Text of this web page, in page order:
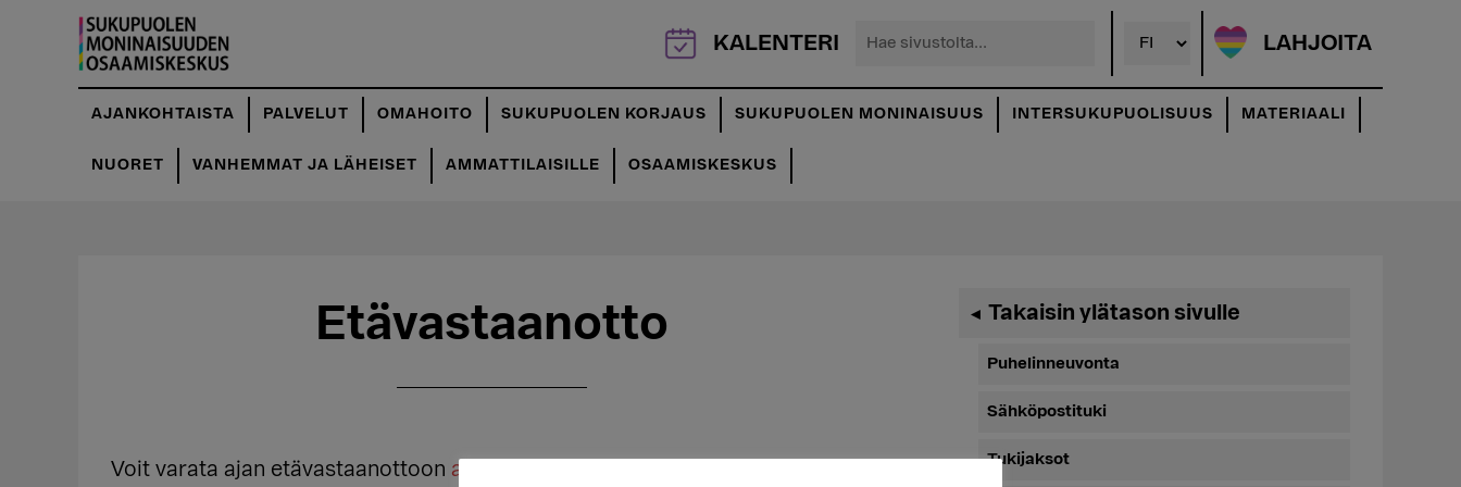
pääsisältöön
ensisijaiseen
sivupalkkiin
LAHJOITA
Hae
KALENTERI
AJANKOHTAISTA PALVELUT OMAHOITO SUKUPUOLEN KORJAUS SUKUPUOLEN MONINAISUUS INTERSUKUPUOLISUUS MATERIAALI
NUORET VANHEMMAT JA LÄHEISET AMMATTILAISILLE OSAAMISKESKUS
Etävastaanotto
Voit varata ajan etävastaanottoon ajanvarauskalenterista
Ensisijainen
sivupalkki
◄ Takaisin ylätason sivulle
Puhelinneuvonta
Sähköpostituki
Tukijaksot